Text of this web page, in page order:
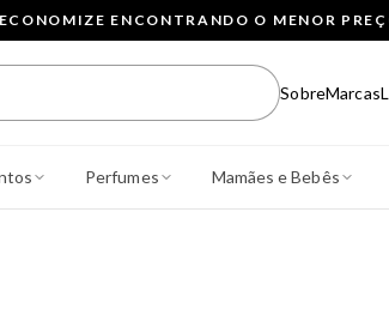
ECONOMIZE ENCONTRANDO O MENOR
SobreMarcas
Perfumes Mamães e Bebês